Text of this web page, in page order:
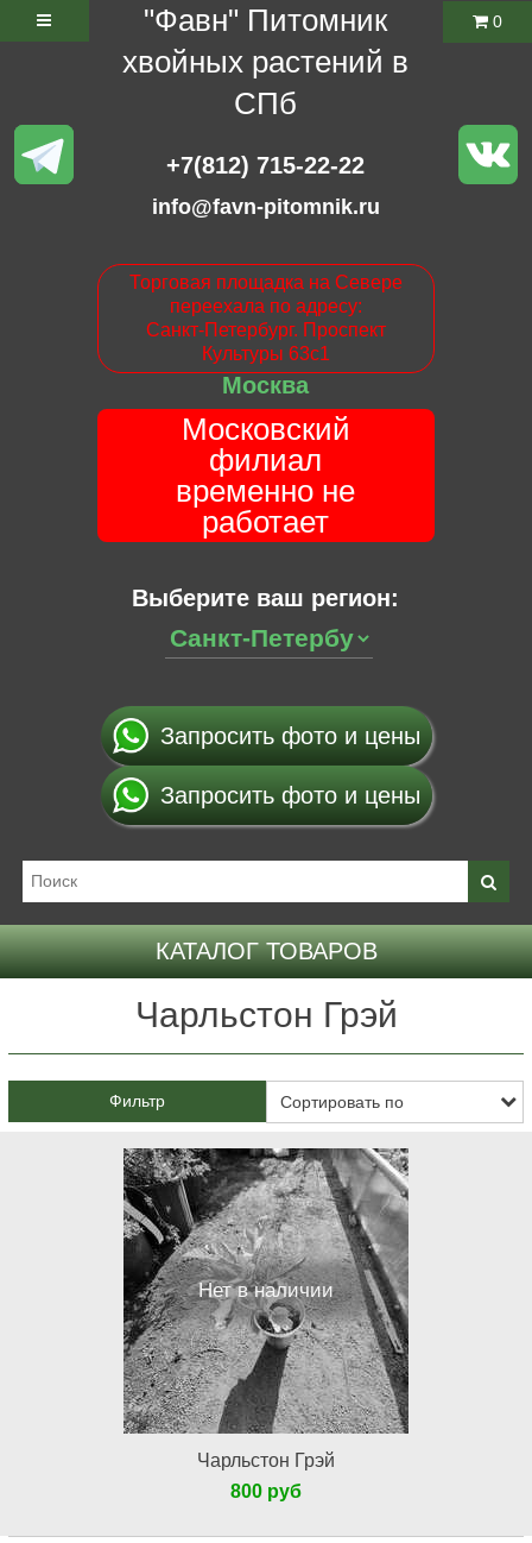
"Фавн" Питомник
хвойных растений в
СПб
+7(812) 715-22-22
info@favn-pitomnik.ru
Торговая площадка на Севере
переехала по адресу:
Санкт-Петербург. Проспект
Культуры 63с1
Москва
Московский
филиал
временно не
работает
Выберите ваш регион:
0
Запросить фото и цены
Запросить фото и цены
КАТАЛОГ ТОВАРОВ
Чарльстон Грэй
Фильтр
Нет в наличии
Чарльстон Грэй
800 руб